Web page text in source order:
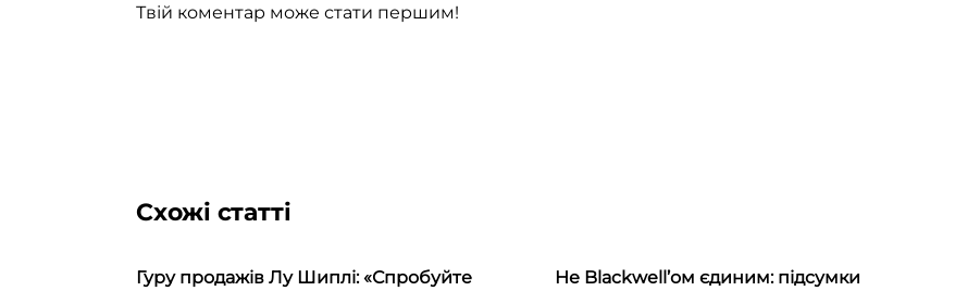
Твій коментар може стати першим!
Схожі статті
Гуру продажів Лу Шиплі: «Спробуйте
Не Blackwell’ом єдиним: підсумки